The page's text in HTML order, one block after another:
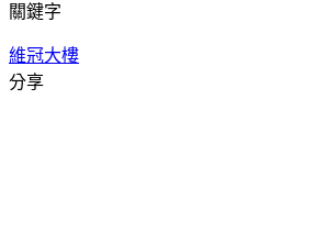
關鍵字
維冠大樓
分享